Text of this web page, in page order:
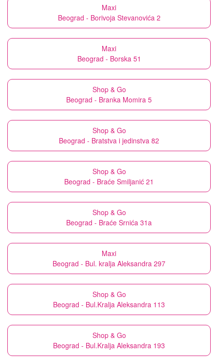
Maxi
Beograd - Borivoja Stevanovića 2
Maxi
Beograd - Borska 51
Shop & Go
Beograd - Branka Momira 5
Shop & Go
Beograd - Bratstva i jedinstva 82
Shop & Go
Beograd - Braće Smiljanić 21
Shop & Go
Beograd - Braće Srnića 31a
Maxi
Beograd - Bul. kralja Aleksandra 297
Shop & Go
Beograd - Bul.Kralja Aleksandra 113
Shop & Go
Beograd - Bul.Kralja Aleksandra 193